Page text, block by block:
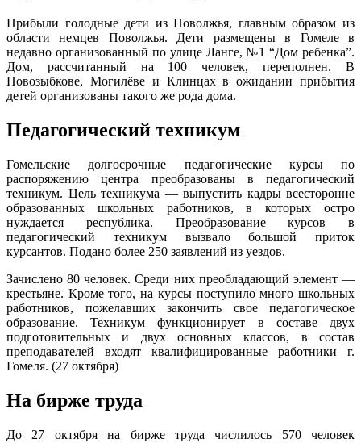
Прибыли голодные дети из Поволжья, главным образом из
области немцев Поволжья. Дети размещены в Гомеле в
недавно организованный по улице Ланге, №1 “Дом ребенка”.
Дом, рассчитанный на 100 человек, переполнен. В
Новозыбкове, Могилёве и Клинцах в ожидании прибытия
детей организованы такого же рода дома.
Педагогический техникум
Гомельские долгосрочные педагогические курсы по
распоряжению центра преобразованы в педагогический
техникум. Цель техникума — выпустить кадры всесторонне
образованных школьных работников, в которых остро
нуждается республика. Преобразование курсов в
педагогический техникум вызвало большой приток
курсантов. Подано более 250 заявлений из уездов.
Зачислено 80 человек. Среди них преобладающий элемент —
крестьяне. Кроме того, на курсы поступило много школьных
работников, пожелавших закончить свое педагогическое
образование. Техникум функционирует в составе двух
подготовительных и двух основных классов, в состав
преподавателей входят квалифицированные работники г.
Гомеля. (27 октября)
На бирже труда
До 27 октября на бирже труда числилось 570 человек